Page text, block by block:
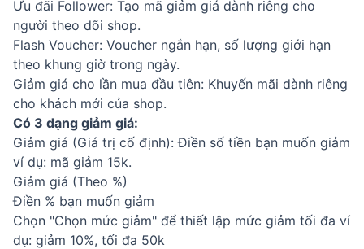
Ưu đãi Follower: Tạo mã giảm giá dành riêng cho
người theo dõi shop.
Flash Voucher: Voucher ngắn hạn, số lượng giới hạn
theo khung giờ trong ngày.
Giảm giá cho lần mua đầu tiên: Khuyến mãi dành riêng
cho khách mới của shop.
Có 3 dạng giảm giá:
Giảm giá (Giá trị cố định): Điền số tiền bạn muốn giảm
ví dụ: mã giảm 15k.
Giảm giá (Theo %)
Điền % bạn muốn giảm
Chọn "Chọn mức giảm" để thiết lập mức giảm tối đa ví
dụ: giảm 10%, tối đa 50k